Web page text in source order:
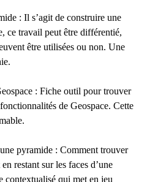
: Il s’agit de construire une
ce travail peut être différentié,
être utilisées ou non. Une
: Fiche outil pour trouver
de Geospace. Cette
pyramide : Comment trouver
restant sur les faces d’une
contextualisé qui met en jeu